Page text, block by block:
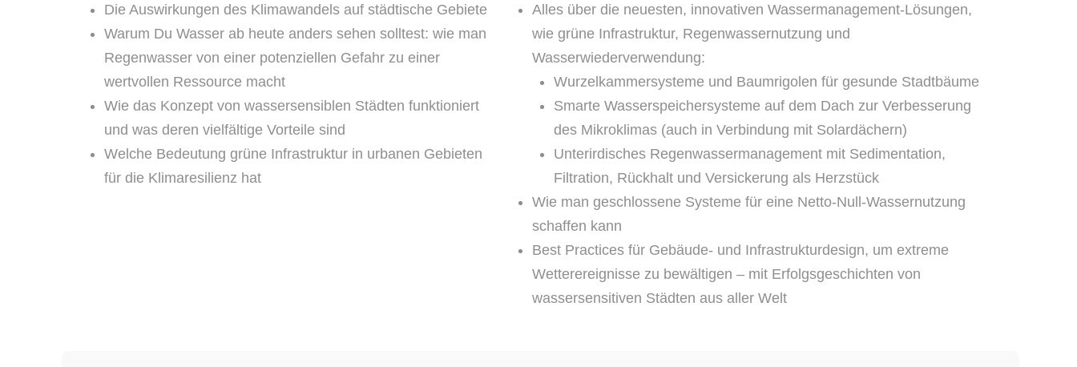
Die Auswirkungen des Klimawandels auf städtische Gebiete
Warum Du Wasser ab heute anders sehen solltest: wie man
Regenwasser von einer potenziellen Gefahr zu einer
wertvollen Ressource macht
Wie das Konzept von wassersensiblen Städten funktioniert
und was deren vielfältige Vorteile sind
Welche Bedeutung grüne Infrastruktur in urbanen Gebieten
für die Klimaresilienz hat
Alles über die neuesten, innovativen Wassermanagement-Lösungen,
wie grüne Infrastruktur, Regenwassernutzung und
Wasserwiederverwendung:
Wurzelkammersysteme und Baumrigolen für gesunde Stadtbäume
Smarte Wasserspeichersysteme auf dem Dach zur Verbesserung
des Mikroklimas (auch in Verbindung mit Solardächern)
Unterirdisches Regenwassermanagement mit Sedimentation,
Filtration, Rückhalt und Versickerung als Herzstück
Wie man geschlossene Systeme für eine Netto-Null-Wassernutzung
schaffen kann
Best Practices für Gebäude- und Infrastrukturdesign, um extreme
Wetterereignisse zu bewältigen – mit Erfolgsgeschichten von
wassersensitiven Städten aus aller Welt